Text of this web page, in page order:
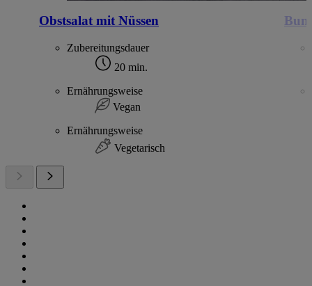
Obstsalat mit Nüssen
Zubereitungsdauer
20 min.
Ernährungsweise
Vegan
Ernährungsweise
Vegetarisch